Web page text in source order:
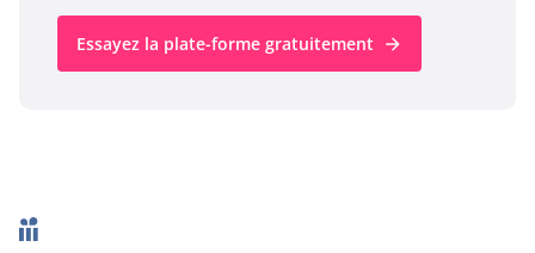
Essayez la plate-forme gratuitement
Footer